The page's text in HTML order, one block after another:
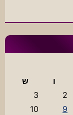
ו
ש
2
3
9
10